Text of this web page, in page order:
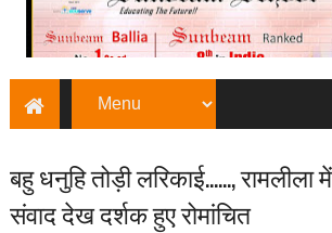
बहु धनुहि तोड़ी लरिकाई......,
संवाद देख दर्शक हुए रोमांचित